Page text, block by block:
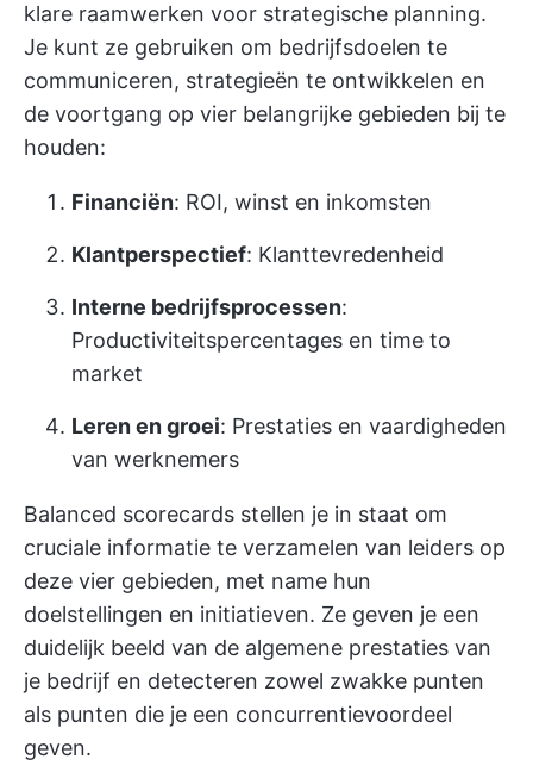
klare raamwerken voor strategische planning.
Je kunt ze gebruiken om bedrijfsdoelen te
communiceren, strategieën te ontwikkelen en
de voortgang op vier belangrijke gebieden bij te
houden:
Financiën: ROI, winst en inkomsten
Klantperspectief: Klanttevredenheid
Interne bedrijfsprocessen:
Productiviteitspercentages en time to
market
Leren en groei: Prestaties en vaardigheden
van werknemers
Balanced scorecards stellen je in staat om
cruciale informatie te verzamelen van leiders op
deze vier gebieden, met name hun
doelstellingen en initiatieven. Ze geven je een
duidelijk beeld van de algemene prestaties van
je bedrijf en detecteren zowel zwakke punten
als punten die je een concurrentievoordeel
geven.